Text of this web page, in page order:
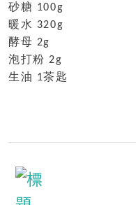
砂糖 100g
暖水 320g
酵母 2g
泡打粉 2g
生油 1茶匙